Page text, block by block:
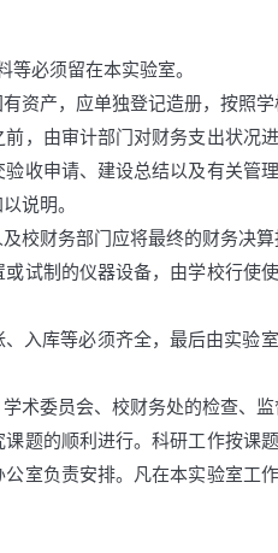
必须留在本实验室。
资产，应单独登记造册，按照学
，由审计部门对财务支出状况
收申请、建设总结以及有关管
说明。
校财务部门应将最终的财务决算
试制的仪器设备，由学校行使
入库等必须齐全，最后由实验
术委员会、校财务处的检查、监
题的顺利进行。科研工作按课
室负责安排。凡在本实验室工